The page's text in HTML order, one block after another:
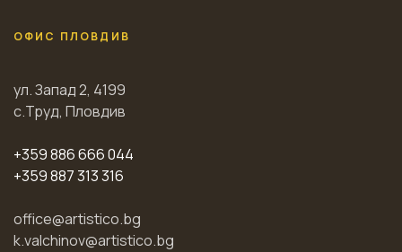
ОФИС ПЛОВДИВ
ул. Запад 2, 4199
с.Труд, Пловдив
+359 886 666 044
+359 887 313 316
office@artistico.bg
k.valchinov@artistico.bg